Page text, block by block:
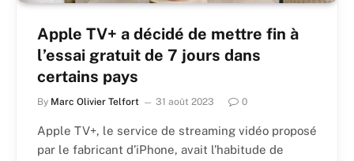
Apple TV+ a décidé de mettre fin à
l’essai gratuit de 7 jours dans
certains pays
By Marc Olivier Telfort 31 août 2023 0
Apple TV+, le service de streaming vidéo proposé
par le fabricant d’iPhone, avait l’habitude de